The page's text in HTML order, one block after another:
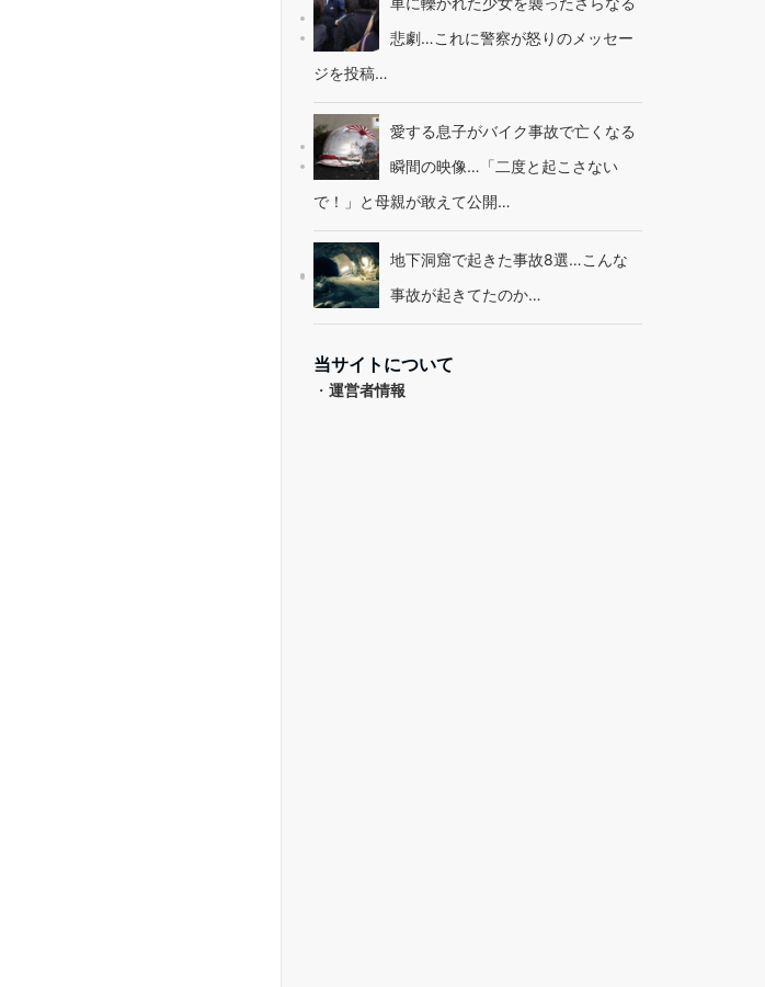
悲劇…これに警察が怒りのメッセー
ジを投稿…
愛する息子がバイク事故で亡くなる
瞬間の映像…「二度と起こさない
で！」と母親が敢えて公開…
地下洞窟で起きた事故8選…こんな
事故が起きてたのか…
当サイトについて
・ 運営者情報